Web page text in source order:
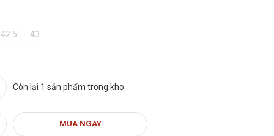
42.5 43
Còn lại 1 sản phẩm trong kho
MUA NGAY